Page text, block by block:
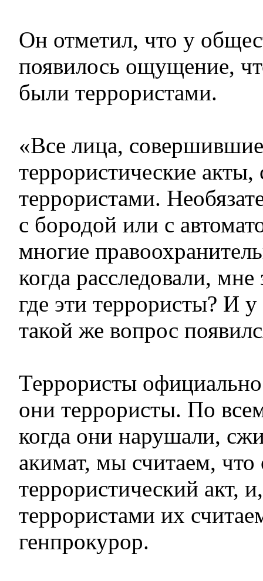
Он отметил, что у
появилось ощущение,
были террористами.
«Все лица, совершившие
террористические акты,
террористами.
с бородой или с
многие
когда расследовали,
где эти террористы? И
такой же вопрос
Террористы официально
они террористы. По
когда они нарушали,
акимат, мы считаем,
террористический акт,
террористами их
генпрокурор.